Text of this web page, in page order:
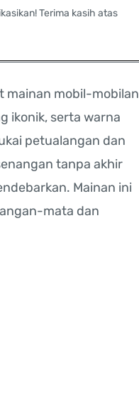
Terima kasih atas
mainan mobil-mobilan
ikonik, serta warna
petualangan dan
tanpa akhir
Mainan ini
mata dan